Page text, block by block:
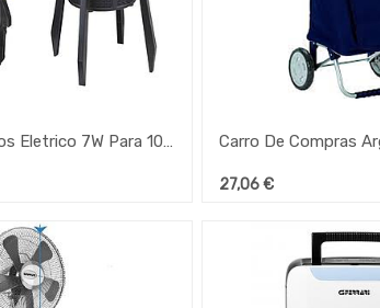
Mata Insectos Eletrico 7W Para 100 M2 230V
27,06€